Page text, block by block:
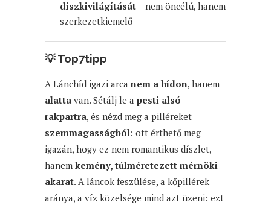
díszkivilágítását – nem öncélú, hanem
szerkezetkiemelő
💡Top7tipp
A Lánchíd igazi arca nem a hídon, hanem
alatta van. Sétálj le a pesti alsó
rakpartra, és nézd meg a pilléreket
szemmagasságból: ott érthető meg
igazán, hogy ez nem romantikus díszlet,
hanem kemény, túlméretezett mérnöki
akarat. A láncok feszülése, a kőpillérek
aránya, a víz közelsége mind azt üzeni: ezt